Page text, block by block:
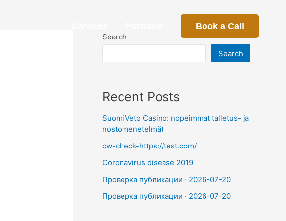
Book a Call
Search
Search
Recent Posts
SuomiVeto Casino: nopeimmat talletus- ja
nostomenetelmät
cw-check-https://test.com/
Coronavirus disease 2019
Проверка публикации · 2026-07-20
Проверка публикации · 2026-07-20